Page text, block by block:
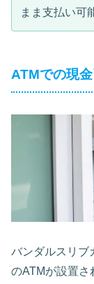
まま支払い可
ATMでの現
バンダルスリブ
のATMが設置さ